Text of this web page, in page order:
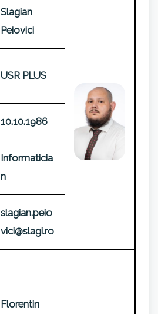
Slagian
Peiovici
USR PLUS
10.10.1986
Informaticia
n
slagian.peio
vici@slagi.ro
Florentin